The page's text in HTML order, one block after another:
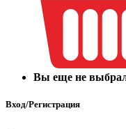
Вы еще не
Вход/Регистрация